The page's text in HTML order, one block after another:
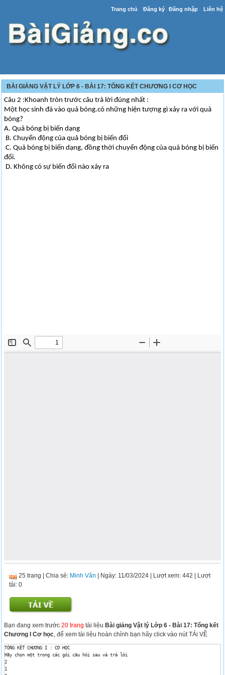
Trang chủ Đăng ký Đăng nhập Liên hệ
BÀI GIẢNG VẬT LÝ LỚP 6 - BÀI 17: TỔNG KẾT CHƯƠNG I CƠ HỌC
Câu 2 :Khoanh tròn trước câu trả lời đúng nhất :
Một học sinh đá vào quả bóng.có những hiện tượng gì xảy ra với quả
bóng?
A. Quả bóng bị biến dạng
B. Chuyển động của quả bóng bị biến đổi
C. Quả bóng bị biến dạng, đồng thời chuyển động của quả bóng bị biến
đổi.
D. Không có sự biến đổi nào xảy ra
25 trang |Chia sẻ: Minh Văn | Ngày: 11/03/2024 | Lượt xem: 442 | Lượt
tải: 0
Bạn đang xem trước20 trang tài liệuBài giảng Vật lý Lớp 6 - Bài 17: Tổng kết
Chương I Cơ học , để xem tài liệu hoàn chỉnh bạn hãy click vào nút TẢi VỀ
TỔNG KẾT CHƯƠNG I : CƠ HỌC
Hãy chọn một trong các gói câu hỏi sau và trả lời
2
1